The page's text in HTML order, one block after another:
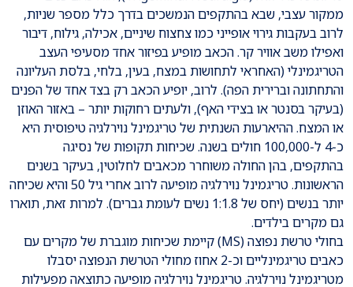
ממקור עצבי, שבא בהתקפים הנמשכים בדרך כלל מספר שניות,
לרוב בעקבות גירוי אופייני כמו צחצוח שיניים, אכילה, גילוח, דיבור
ואפילו משב אוויר קר. הכאב מופיע בפיזור אחד מסעיפי העצב
הטריגמינלי (האחראי לתחושות במצח, בעין, בלחי, בלסת העליונה
והתחתונה וברירית הפה). לרוב, יופיע הכאב רק בצד אחד של הפנים
(בעיקר בסנטר או בצידי האף), ולעתים רחוקות יותר – באזור האוזן
או המצח. ההיארעות השנתית של טריגמינל נוירלגיה טיפוסית היא
כ-4 ל-100,000 חולים בשנה. שכיחות תקופות של נסיגה
בהתקפים, בהן החולה משוחרר מכאבים לחלוטין, בעיקר בשנים
הראשונות. טריגמינל נוירלגיה מופיעה לרוב אחרי גיל 50 והיא שכיחה
יותר בנשים (יחס של 1:1.8 נשים לעומת גברים). למרות זאת, תוארו
גם מקרים בילדים.
בחולי טרשת נפוצה (MS) קיימת שכיחות מוגברת של מקרים עם
כאבים טריגמינליים וכ-2 אחוז מחולי הטרשת הנפוצה יסבלו
מטריגמינל נוירלגיה. טריגמינל נוירלגיה מופיעה כתוצאה מפעילות